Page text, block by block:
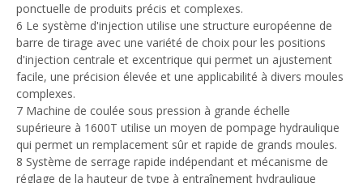
ponctuelle de produits précis et complexes.
6 Le système d'injection utilise une structure européenne de
barre de tirage avec une variété de choix pour les positions
d'injection centrale et excentrique qui permet un ajustement
facile, une précision élevée et une applicabilité à divers moules
complexes.
7 Machine de coulée sous pression à grande échelle
supérieure à 1600T utilise un moyen de pompage hydraulique
qui permet un remplacement sûr et rapide de grands moules.
8 Système de serrage rapide indépendant et mécanisme de
réglage de la hauteur de type à entraînement hydraulique